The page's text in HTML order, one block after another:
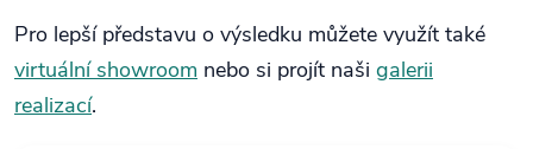
Pro lepší představu o výsledku můžete využít také
virtuální showroom nebo si projít naši galerii
realizací.